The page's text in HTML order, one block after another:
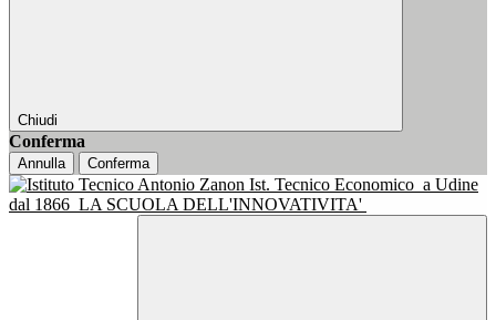
Chiudi
Conferma
Annulla Conferma
Ist. Tecnico Economico a Udine
dal 1866 LA SCUOLA DELL'INNOVATIVITA'